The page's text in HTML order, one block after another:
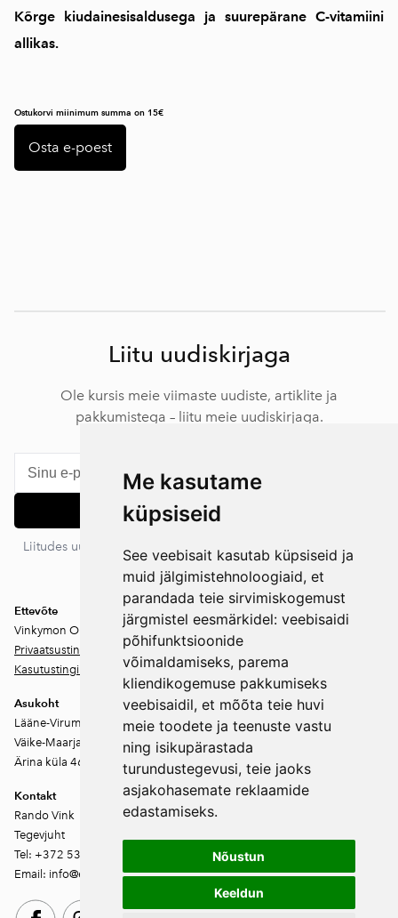
Me kasutame
küpsiseid
See veebisait kasutab küpsiseid ja
muid jälgimistehnoloogiaid, et
parandada teie sirvimiskogemust
järgmistel eesmärkidel: veebisaidi
põhifunktsioonide
võimaldamiseks, parema
kliendikogemuse pakkumiseks
veebisaidil, et mõõta teie huvi
meie toodete ja teenuste vastu
ning isikupärastada
turundustegevusi, teie jaoks
asjakohasemate reklaamide
edastamiseks.
Nõustun
Keeldun
Kõrge kiudainesisaldusega ja suurepärane C-vitamiini
allikas.
Ostukorvi miinimum summa on 15€
Osta e-poest
Liitu uudiskirjaga
Ole kursis meie viimaste uudiste, artiklite ja
pakkumistega – liitu meie uudiskirjaga.
Liitu
Liitudes uudiskirjaga nõustud meie privaatsustingimustega. Sa
võid igal ajal tellimuse tühistada.
Ettevõte
Vinkymon OÜ
Privaatsustingimused
Kasutustingimused
Asukoht
Lääne-Virumaa
Väike-Maarja vald
Ärina küla 46202
Kontakt
Rando Vink
Tegevjuht
Tel: +372 53444844
Email: info@ebakudoonia.ee